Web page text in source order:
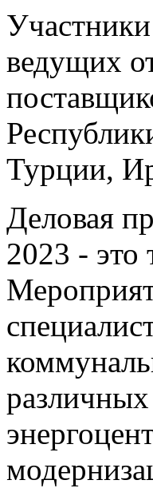
ведущих
Турции,
Деловая
2023 -